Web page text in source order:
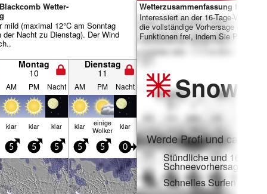
Wetter-
(maximal 12°C am Sonntag
der Nacht zu Dienstag). Der Wind
Montag
10
Dienstag
11
AM PM Nacht AM PM Nacht
klar klar klar klar einige
Wolken klar
5 5 5 5 5 0
Wetterzusammenfassung für Tage
Interessiert an der 16-Tage-
die vollständige Vorhersage und
Funktionen frei, indem Sie Pro-
Snow
Werde Profi und carve
Stündliche und 16-Tage-
Schneevorhersagen
Schnelles Surfen ohne